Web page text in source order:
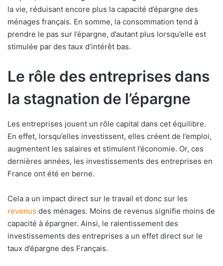
la vie, réduisant encore plus la capacité d’épargne des
ménages français. En somme, la consommation tend à
prendre le pas sur l’épargne, d’autant plus lorsqu’elle est
stimulée par des taux d’intérêt bas.
Le rôle des entreprises dans
la stagnation de l’épargne
Les entreprises jouent un rôle capital dans cet équilibre.
En effet, lorsqu’elles investissent, elles créent de l’emploi,
augmentent les salaires et stimulent l’économie. Or, ces
dernières années, les investissements des entreprises en
France ont été en berne.
Cela a un impact direct sur le travail et donc sur les
revenus des ménages. Moins de revenus signifie moins de
capacité à épargner. Ainsi, le ralentissement des
investissements des entreprises a un effet direct sur le
taux d’épargne des Français.